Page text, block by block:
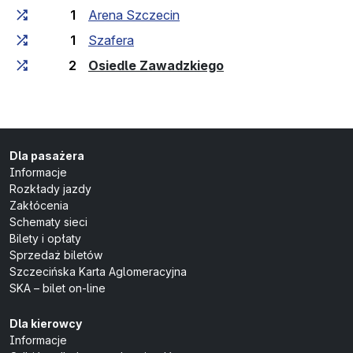
1
Arena Szczecin
1
Szafera
2
Osiedle Zawadzkiego(przystanek
Dla pasażera
Informacje
Rozkłady jazdy
Zakłócenia
Schematy sieci
Bilety i opłaty
Sprzedaż biletów
Szczecińska Karta Aglomeracyjna
SKA – bilet on-line
Dla kierowcy
Informacje